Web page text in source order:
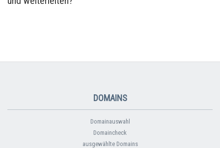
DOMAINS
Domainauswahl
Domaincheck
ausgewählte Domains